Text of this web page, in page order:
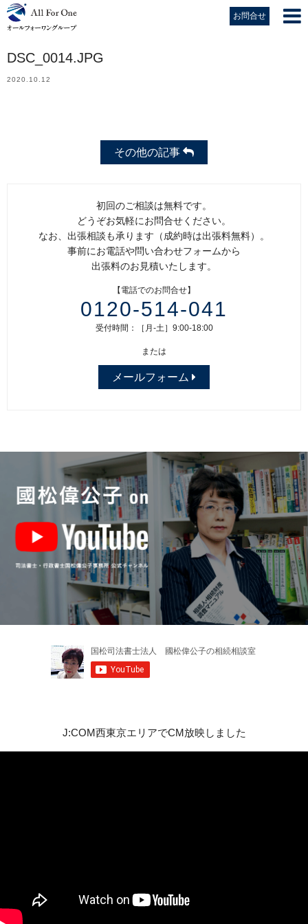
お問合せ
DSC_0014.JPG
2020.10.12
その他の記事
初回のご相談は無料です。
どうぞお気軽にお問合せください。
なお、出張相談も承ります（成約時は出張料無料）。
事前にお電話や問い合わせフォームから
出張料のお見積いたします。
【電話でのお問合せ】
0120-514-041
受付時間：［月-土］9:00-18:00
または
メールフォーム
J:COM西東京エリアでCM放映しました